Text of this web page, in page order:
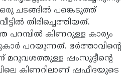
ചടങ്ങില്‍ പങ്കെടുത്ത്
തിരിച്ചെത്തിയത്.
പറമ്പില്‍ കിണറുള്ള കാര്യം
പറയുന്നത്. ഭര്‍ത്താവിന്റെ
മറുവശത്തുള്ള ഷംസുദ്ദീന്റെ
കിണറിലാണ് ഷഫീദയുടെ